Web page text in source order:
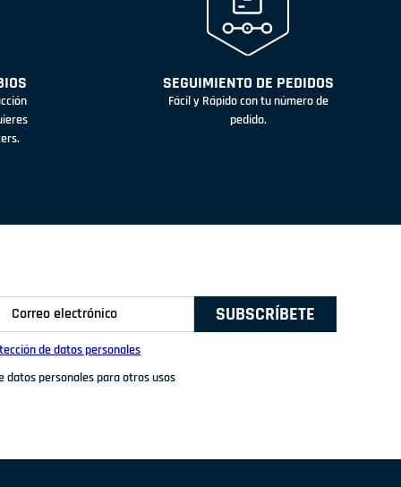
SEGUIMIENTO DE PEDIDOS
Fácil y Rápido con tu número de
pedido.
SUBSCRÍBETE
de datos personales
personales para otros usos